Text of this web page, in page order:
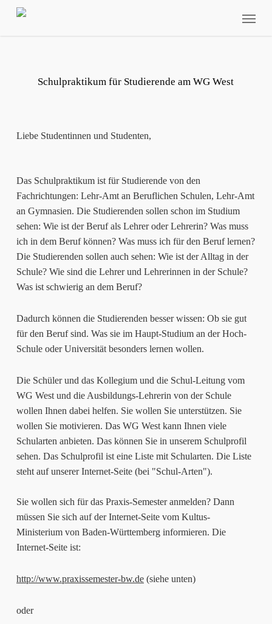
Skip
Schulpraktikum für Studierende am WG West
Liebe Studentinnen und Studenten,
Das Schulpraktikum ist für Studierende von den
Fachrichtungen: Lehr-Amt an Beruflichen Schulen, Lehr-Amt
an Gymnasien. Die Studierenden sollen schon im Studium
sehen: Wie ist der Beruf als Lehrer oder Lehrerin? Was muss
ich in dem Beruf können? Was muss ich für den Beruf lernen?
Die Studierenden sollen auch sehen: Wie ist der Alltag in der
Schule? Wie sind die Lehrer und Lehrerinnen in der Schule?
Was ist schwierig an dem Beruf?
Dadurch können die Studierenden besser wissen: Ob sie gut
für den Beruf sind. Was sie im Haupt-Studium an der Hoch-
Schule oder Universität besonders lernen wollen.
Die Schüler und das Kollegium und die Schul-Leitung vom
WG West und die Ausbildungs-Lehrerin von der Schule
wollen Ihnen dabei helfen. Sie wollen Sie unterstützen. Sie
wollen Sie motivieren. Das WG West kann Ihnen viele
Schularten anbieten. Das können Sie in unserem Schulprofil
sehen. Das Schulprofil ist eine Liste mit Schularten. Die Liste
steht auf unserer Internet-Seite (bei "Schul-Arten").
Sie wollen sich für das Praxis-Semester anmelden? Dann
müssen Sie sich auf der Internet-Seite vom Kultus-
Ministerium von Baden-Württemberg informieren. Die
Internet-Seite ist:
http://www.praxissemester-bw.de (siehe unten)
oder